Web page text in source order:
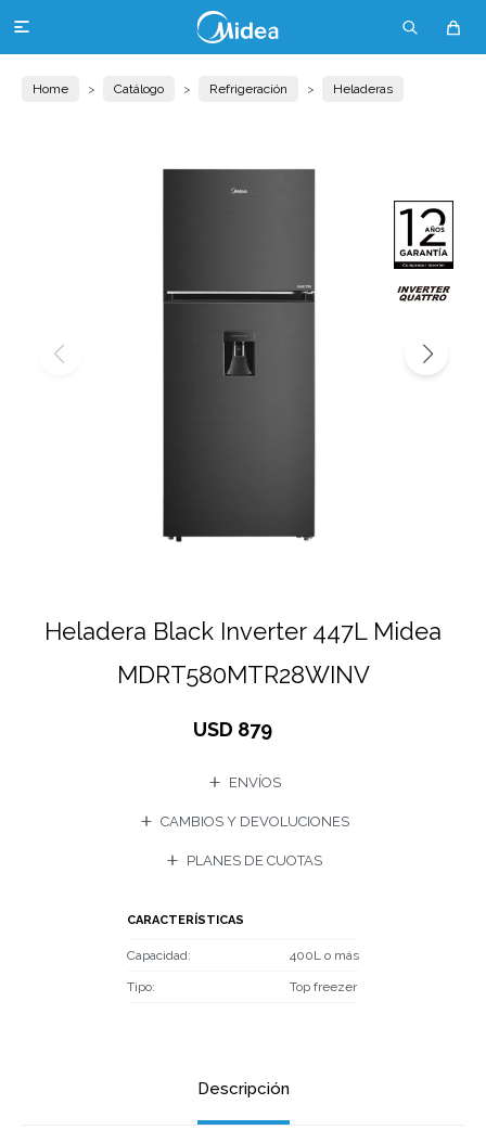

Home Catálogo Refrigeración Heladeras
Heladera Black Inverter 447L Midea
MDRT580MTR28WINV
USD 879
ENVÍOS
CAMBIOS Y DEVOLUCIONES
PLANES DE CUOTAS
CARACTERÍSTICAS
Capacidad 400L o más
Tipo Top freezer
Descripción